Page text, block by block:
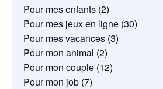
Pour mes enfants (2)
Pour mes jeux en ligne (30)
Pour mes vacances (3)
Pour mon animal (2)
Pour mon couple (12)
Pour mon job (7)